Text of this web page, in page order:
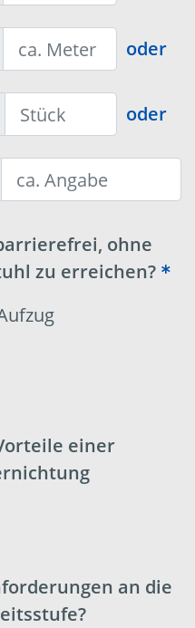
oder
oder
ohne
zu erreichen?
einer
an die